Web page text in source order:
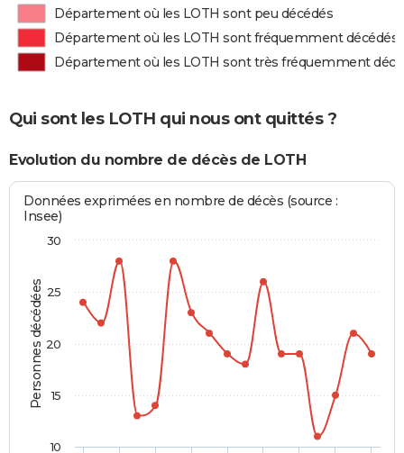
Département où les LOTH sont peu décédés
Département où les LOTH sont fréquemment décédés
Département où les LOTH sont très fréquemment
Qui sont les LOTH qui nous ont quittés ?
Evolution du nombre de décès de LOTH
Personnes décédées
Données exprimées en nombre de décès (source :
Insee)
10
15
20
25
30